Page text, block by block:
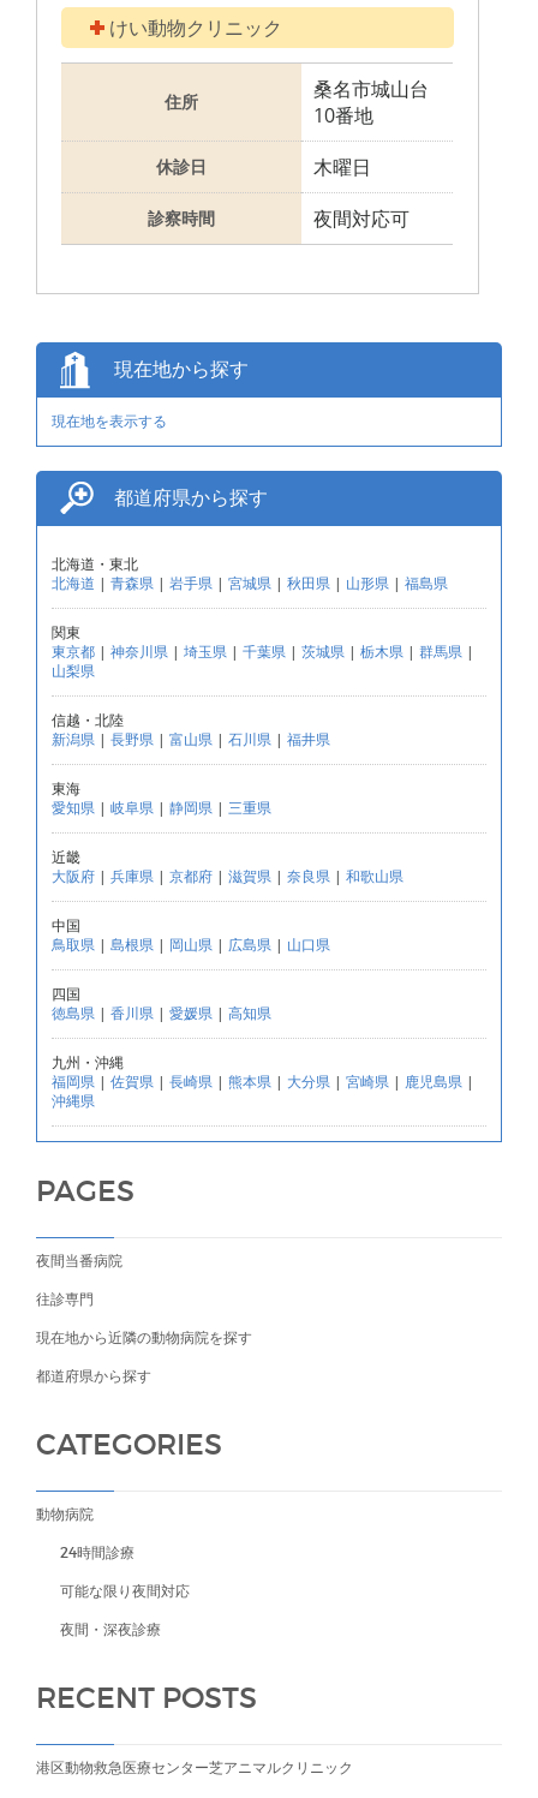
けい動物クリニック
住所
桑名市城山台
10番地
休診日 木曜日
診察時間 夜間対応可
現在地から探す
現在地を表示する
都道府県から探す
北海道・東北
北海道 | 青森県 | 岩手県 | 宮城県 | 秋田県 | 山形県 | 福島県
関東
東京都 | 神奈川県 | 埼玉県 | 千葉県 | 茨城県 | 栃木県 | 群馬県 |
山梨県
信越・北陸
新潟県 | 長野県 | 富山県 | 石川県 | 福井県
東海
愛知県 | 岐阜県 | 静岡県 | 三重県
近畿
大阪府 | 兵庫県 | 京都府 | 滋賀県 | 奈良県 | 和歌山県
中国
鳥取県 | 島根県 | 岡山県 | 広島県 | 山口県
四国
徳島県 | 香川県 | 愛媛県 | 高知県
九州・沖縄
福岡県 | 佐賀県 | 長崎県 | 熊本県 | 大分県 | 宮崎県 | 鹿児島県 |
沖縄県
PAGES
夜間当番病院
往診専門
現在地から近隣の動物病院を探す
都道府県から探す
CATEGORIES
動物病院
24時間診療
可能な限り夜間対応
夜間・深夜診療
RECENT POSTS
港区動物救急医療センター芝アニマルクリニック